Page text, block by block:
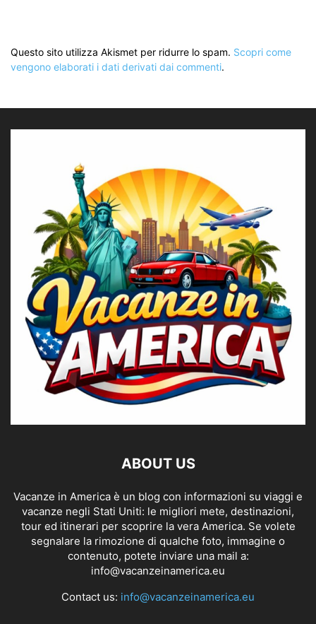
Questo sito utilizza Akismet per ridurre lo spam. Scopri come
vengono elaborati i dati derivati dai commenti.
ABOUT US
Vacanze in America è un blog con informazioni su viaggi e
vacanze negli Stati Uniti: le migliori mete, destinazioni,
tour ed itinerari per scoprire la vera America. Se volete
segnalare la rimozione di qualche foto, immagine o
contenuto, potete inviare una mail a:
info@vacanzeinamerica.eu
Contact us: info@vacanzeinamerica.eu